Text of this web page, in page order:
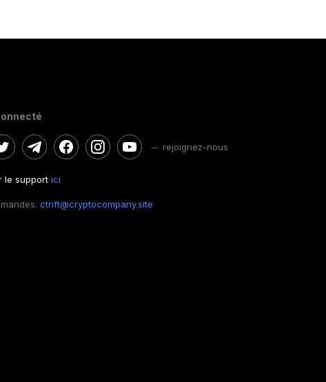
– rejoignez-nous
le support ici
ctnft@cryptocompany.site